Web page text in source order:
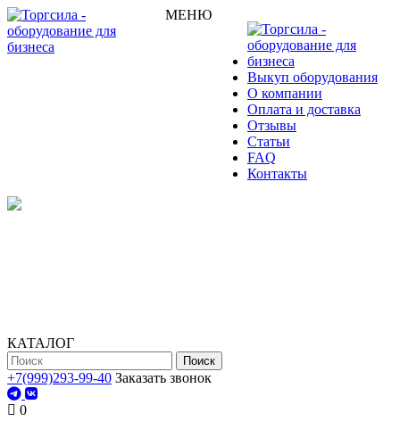
МЕНЮ
Выкуп оборудования
О компании
Оплата и доставка
Отзывы
Статьи
FAQ
Контакты
КАТАЛОГ
Поиск
+7(999)293-99-40 Заказать звонок
0